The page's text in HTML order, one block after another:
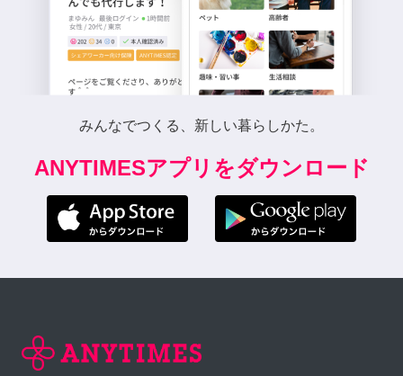
みんなでつくる、新しい暮らしかた。
ANYTIMESアプリをダウンロード